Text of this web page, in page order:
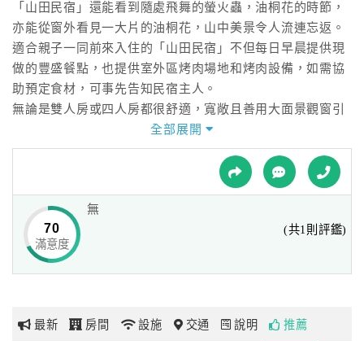
特
色
民
宿
球
網
玩
「山田民宿」還能看到隨處飛舞的螢火蟲，油桐花的時節，
亦能從窗外看見一大片的油桐花，山中美景令人流連忘返。
適合親子一同前來入住的「山田民宿」不但每日早晨提供現
做的豐盛餐點，也提供室外區烤肉場地和烤肉設備，如需協
助預定食材，可事先告知民宿主人。
無論是雙人房或四人房都很舒適，寬敞且善用大面景觀窗引
入山林景色，滿足視覺上的饗宴，如同住在森林中一樣。晨
起時新鮮的空氣，聆聽蟲鳴鳥叫、午後自然的陽光灑入，身
心瞬間得到療癒、寧靜的夜晚繁星點點，撫慰了旅途中的疲
憊感，南庄民宿「山田民宿」就是這樣一處遠離都市、環境
清幽的山林秘境，讓來過的旅人們都念念不忘...
全部展開
70
滿意度
無
(共1則評鑑)
最新 房間 設施 交通 說明 推薦